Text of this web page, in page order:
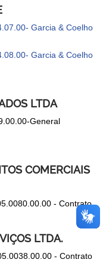
Garcia & Coelho
Garcia & Coelho
LTDA
General
COMERCIAIS
- Contrato
LTDA.
- Contrato